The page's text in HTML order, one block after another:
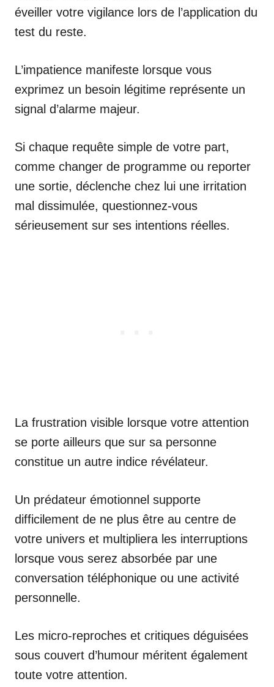
éveiller votre vigilance lors de l’application du
test du reste.
L’impatience manifeste lorsque vous
exprimez un besoin légitime représente un
signal d’alarme majeur.
Si chaque requête simple de votre part,
comme changer de programme ou reporter
une sortie, déclenche chez lui une irritation
mal dissimulée, questionnez-vous
sérieusement sur ses intentions réelles.
La frustration visible lorsque votre attention
se porte ailleurs que sur sa personne
constitue un autre indice révélateur.
Un prédateur émotionnel supporte
difficilement de ne plus être au centre de
votre univers et multipliera les interruptions
lorsque vous serez absorbée par une
conversation téléphonique ou une activité
personnelle.
Les micro-reproches et critiques déguisées
sous couvert d’humour méritent également
toute votre attention.